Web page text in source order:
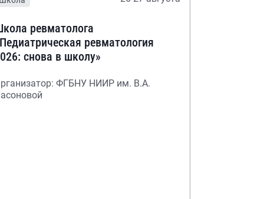
ревматолога
ревматология
снова в школу»
ФГБНУ НИИР им. В.А.